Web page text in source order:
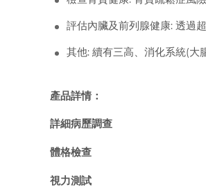
評估內臟及前列腺健康: 透過
其他: 續有三高、消化系統(大
產品詳情：
詳細病歷調查
體格檢查
視力測試